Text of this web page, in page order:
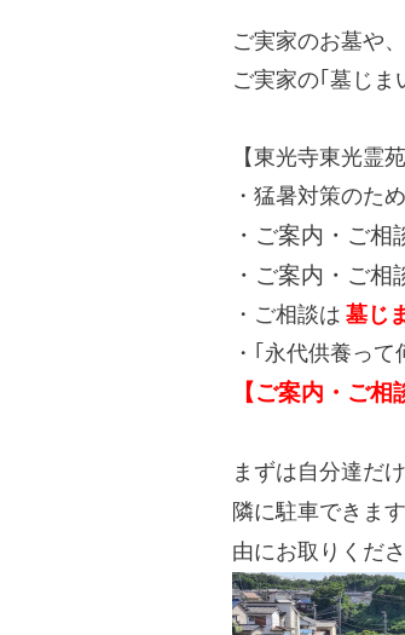
ご実家のお墓や
ご実家の｢墓じ
【東光寺東光霊
・猛暑対策のた
・ご案内・ご
・ご案内・ご相
・ご相談は 墓じ
・｢永代供養っ
【ご案内・ご
まずは自分達だ
隣に駐車できま
由にお取りくださ